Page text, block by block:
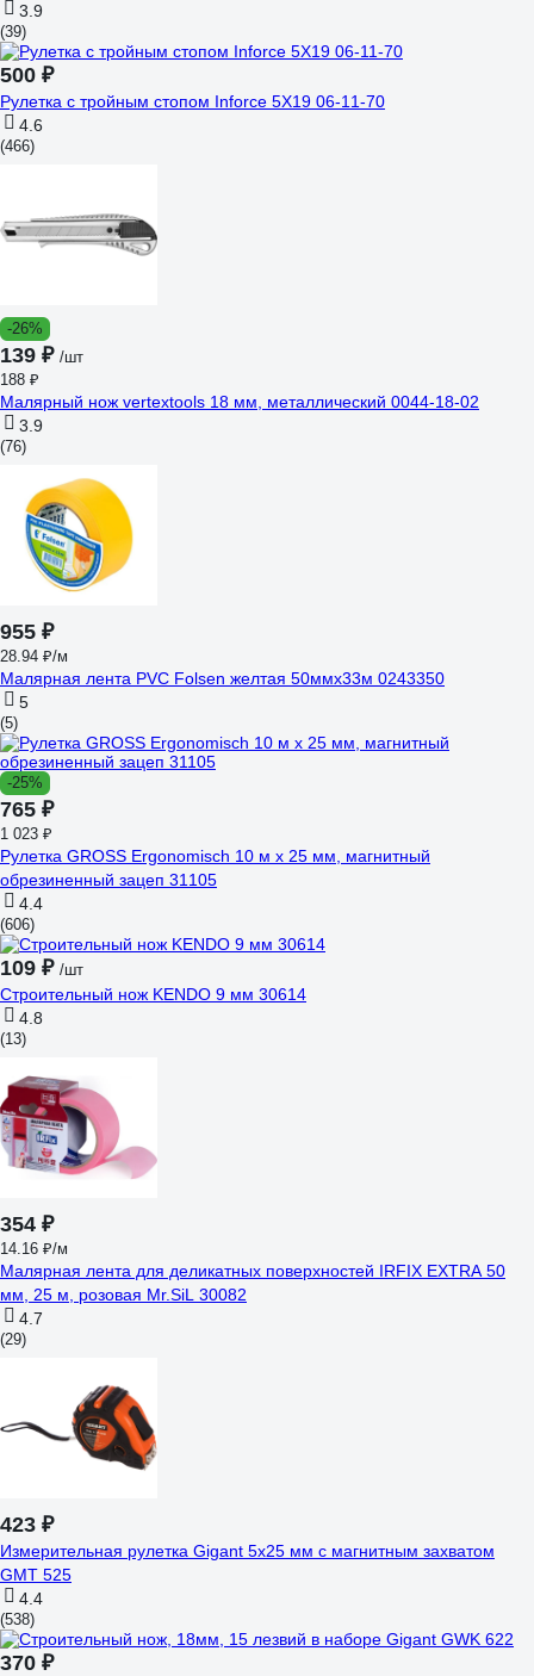
3.9
(39)
500 ₽
Рулетка с тройным стопом Inforce 5Х19 06-11-70
4.6
(466)
-26%
139 ₽ /шт
188 ₽
Малярный нож vertextools 18 мм, металлический 0044-18-02
3.9
(76)
955 ₽
28.94 ₽/м
Малярная лента PVC Folsen желтая 50ммx33м 0243350
5
(5)
-25%
765 ₽
1 023 ₽
Рулетка GROSS Ergonomisch 10 м x 25 мм, магнитный
обрезиненный зацеп 31105
4.4
(606)
109 ₽ /шт
Строительный нож KENDO 9 мм 30614
4.8
(13)
354 ₽
14.16 ₽/м
Малярная лента для деликатных поверхностей IRFIX EXTRA 50
мм, 25 м, розовая Mr.SiL 30082
4.7
(29)
423 ₽
Измерительная рулетка Gigant 5x25 мм с магнитным захватом
GMT 525
4.4
(538)
370 ₽